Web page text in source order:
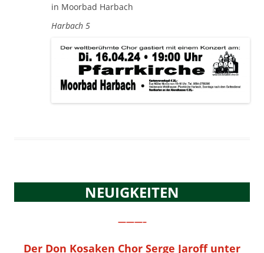
in Moorbad Harbach
Harbach 5
NEUIGKEITEN
———–
Der Don Kosaken Chor Serge Jaroff unter